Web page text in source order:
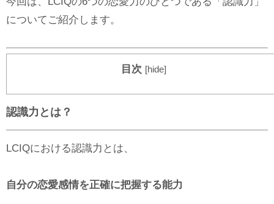
についてご紹介します。
目次 [hide]
認識力とは？
LCIQにおける認識力とは、
自分の恋愛感情を正確に把握する能力